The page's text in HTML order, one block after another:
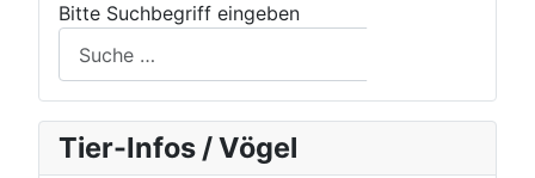
Bitte Suchbegriff eingeben
Tier-Infos / Vögel